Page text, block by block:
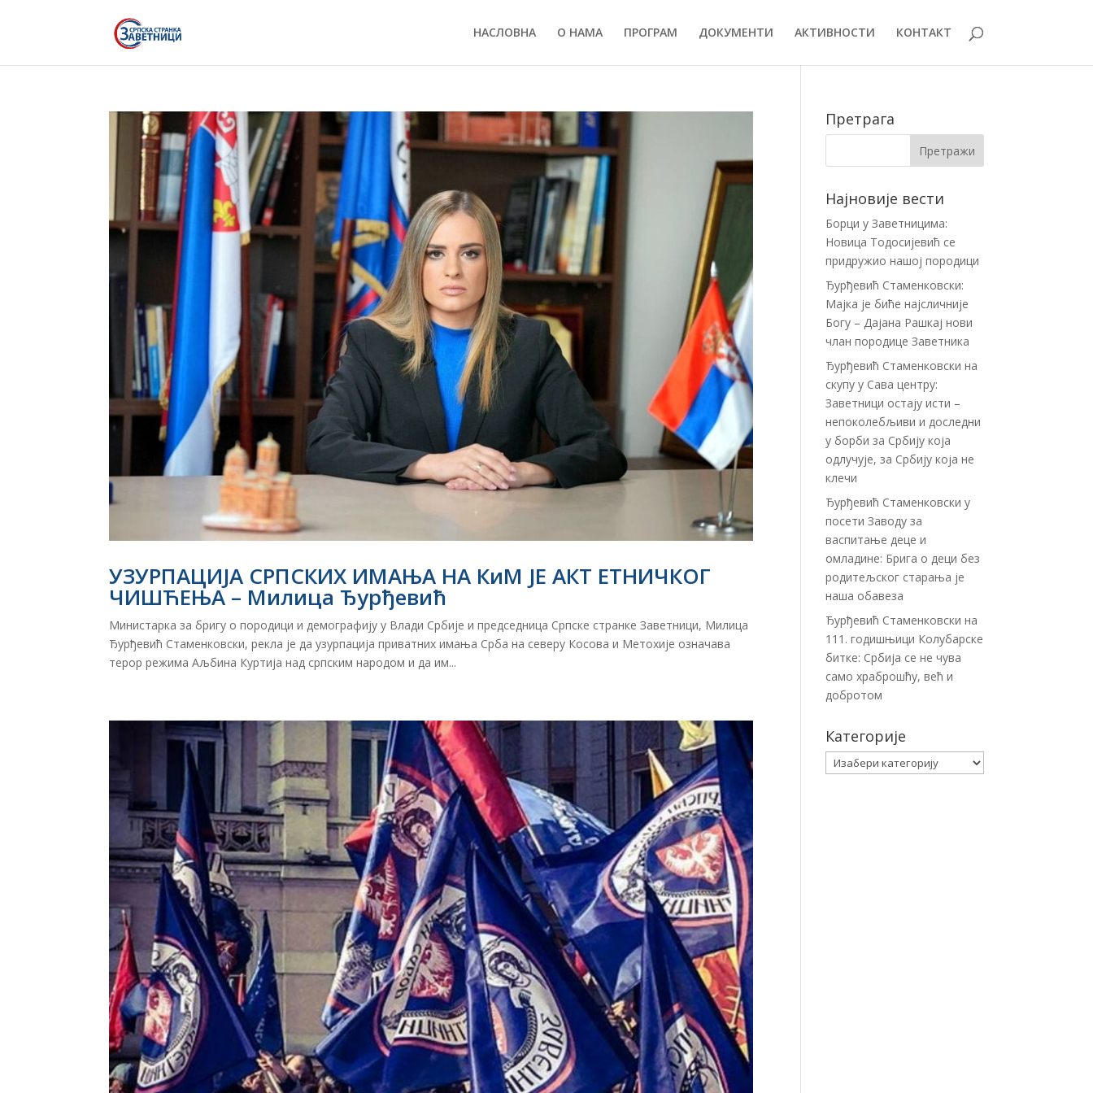
НАСЛОВНА О НАМА ПРОГРАМ ДОКУМЕНТИ АКТИВНОСТИ КОНТАКТ
УЗУРПАЦИЈА СРПСКИХ ИМАЊА НА КиМ ЈЕ АКТ ЕТНИЧКОГ
ЧИШЋЕЊА – Милица Ђурђевић
Министарка за бригу о породици и демографију у Влади Србије и председница Српске странке Заветници, Милица
Ђурђевић Стаменковски, рекла је да узурпација приватних имања Срба на северу Косова и Метохије означава
терор режима Аљбина Куртија над српским народом и да им...
Претрага
Најновије вести
Борци у Заветницима:
Новица Тодосијевић се
придружио нашој породици
Ђурђевић Стаменковски:
Мајка је биће најсличније
Богу – Дајана Рашкај нови
члан породице Заветника
Ђурђевић Стаменковски на
скупу у Сава центру:
Заветници остају исти –
непоколебљиви и доследни
у борби за Србију која
одлучује, за Србију која не
клечи
Ђурђевић Стаменковски у
посети Заводу за
васпитање деце и
омладине: Брига о деци без
родитељског старања је
наша обавеза
Ђурђевић Стаменковски на
111. годишњици Колубарске
битке: Србија се не чува
само храброшћу, већ и
добротом
Категорије
Категорије